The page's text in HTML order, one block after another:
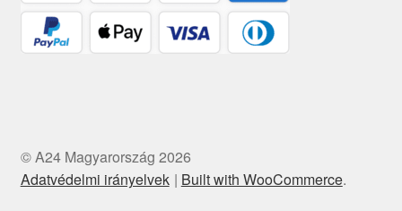
© A24 Magyarország 2026
Adatvédelmi irányelvek
Built with WooCommerce.